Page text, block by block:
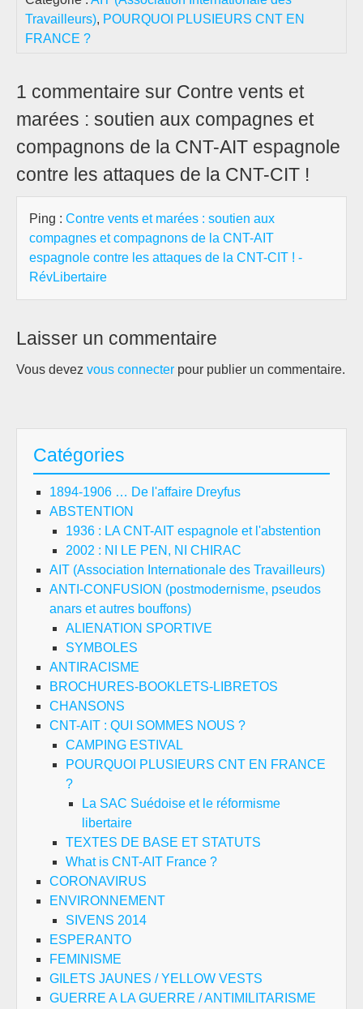
Travailleurs), POURQUOI PLUSIEURS CNT EN
FRANCE ?
1 commentaire sur Contre vents et
marées : soutien aux compagnes et
compagnons de la CNT-AIT espagnole
contre les attaques de la CNT-CIT !
Ping : Contre vents et marées : soutien aux
compagnes et compagnons de la CNT-AIT
espagnole contre les attaques de la CNT-CIT ! -
RévLibertaire
Laisser un commentaire
Vous devez vous connecter pour publier un commentaire.
Catégories
1894-1906 … De l'affaire Dreyfus
ABSTENTION
1936 : LA CNT-AIT espagnole et l'abstention
2002 : NI LE PEN, NI CHIRAC
AIT (Association Internationale des Travailleurs)
ANTI-CONFUSION (postmodernisme, pseudos
anars et autres bouffons)
ALIENATION SPORTIVE
SYMBOLES
ANTIRACISME
BROCHURES-BOOKLETS-LIBRETOS
CHANSONS
CNT-AIT : QUI SOMMES NOUS ?
CAMPING ESTIVAL
POURQUOI PLUSIEURS CNT EN FRANCE
?
La SAC Suédoise et le réformisme
libertaire
TEXTES DE BASE ET STATUTS
What is CNT-AIT France ?
CORONAVIRUS
ENVIRONNEMENT
SIVENS 2014
ESPERANTO
FEMINISME
GILETS JAUNES / YELLOW VESTS
GUERRE A LA GUERRE / ANTIMILITARISME